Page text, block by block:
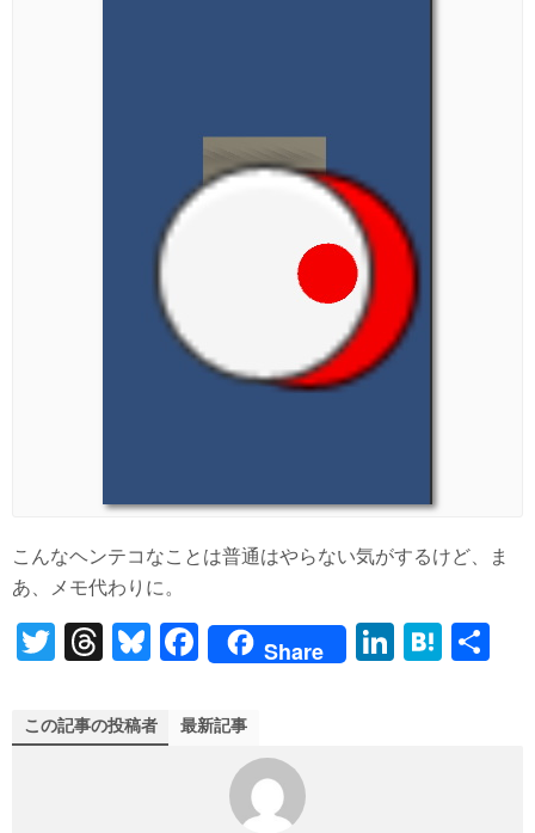
こんなヘンテコなことは普通はやらない気がするけど、ま
あ、メモ代わりに。
T
tte
r
T
ea
ds
Bl
sk
y
Fa
bo
Share
Li H
この記事の投稿者 最新記事